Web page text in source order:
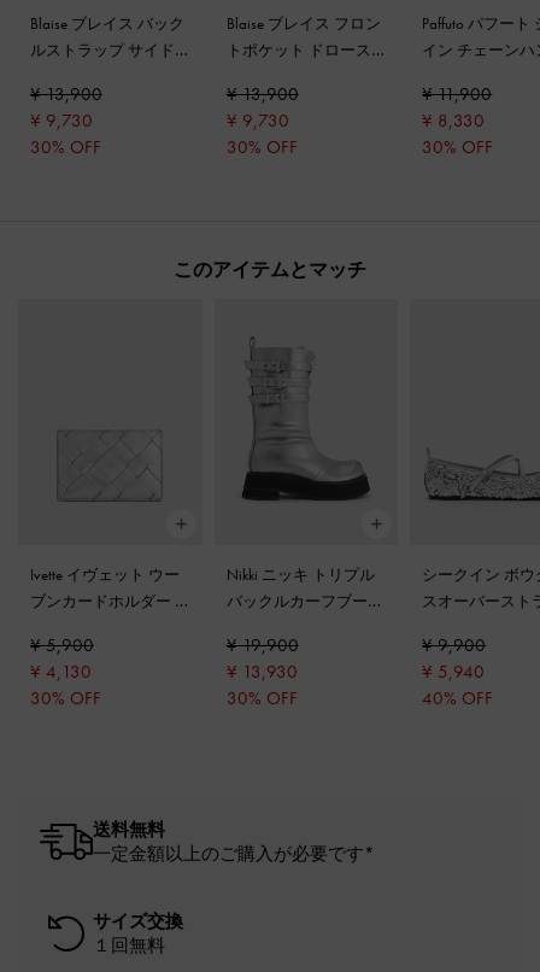
Blaise ブレイス バック
ルストラップ サイド
ッグ- シルバー
¥ 13,900
¥ 9,730
30% OFF
Blaise ブレイス フロン
トポケット ドロース
-シルバー
¥ 13,900
¥ 9,730
30% OFF
Paffuto パフート
イン チェーンハ
シルバー
¥ 11,900
¥ 8,330
30% OFF
このアイテムとマッチ
Ivette イヴェット ウー
ブンカードホルダー -
¥ 5,900
¥ 4,130
30% OFF
Nikki ニッキ トリプル
バックルカーフブーツ
¥ 19,900
¥ 13,930
30% OFF
シークイン ボウ
スオーバースト
ト-シルバー
¥ 9,900
¥ 5,940
40% OFF
送料無料
一定金額以上のご購入が必要です*
サイズ交換
１回無料